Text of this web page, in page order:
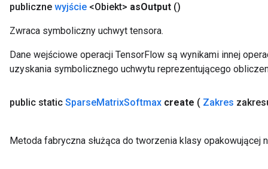
publiczne wyjście <Obiekt> asOutput ()
Zwraca symboliczny uchwyt tensora.
Dane wejściowe operacji TensorFlow są wynikami innej
uzyskania symbolicznego uchwytu reprezentującego
public static SparseMatrixSoftmax create ( Zakres
Metoda fabryczna służąca do tworzenia klasy opakowującej